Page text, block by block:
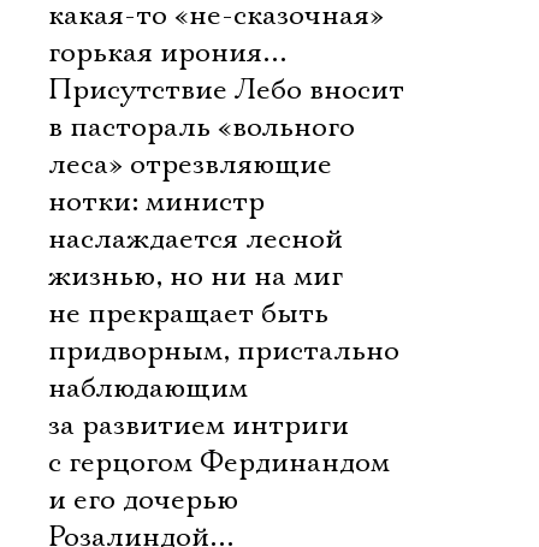
какая-то «не-сказочная»
горькая ирония…
Присутствие Лебо вносит
в пастораль «вольного
леса» отрезвляющие
нотки: министр
наслаждается лесной
жизнью, но ни на миг
не прекращает быть
придворным, пристально
наблюдающим
за развитием интриги
с герцогом Фердинандом
и его дочерью
Розалиндой…